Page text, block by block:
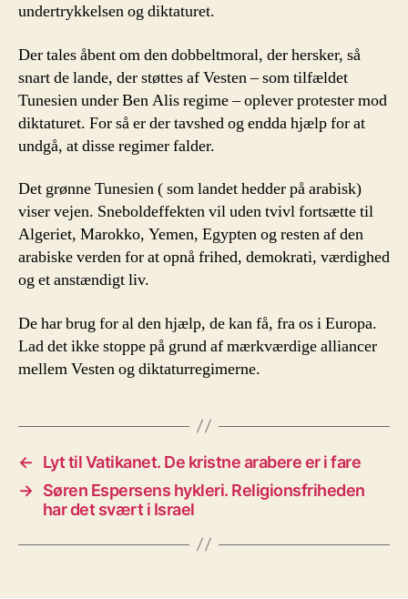
undertrykkelsen og diktaturet.
Der tales åbent om den dobbeltmoral, der hersker, så
snart de lande, der støttes af Vesten – som tilfældet
Tunesien under Ben Alis regime – oplever protester mod
diktaturet. For så er der tavshed og endda hjælp for at
undgå, at disse regimer falder.
Det grønne Tunesien ( som landet hedder på arabisk)
viser vejen. Sneboldeffekten vil uden tvivl fortsætte til
Algeriet, Marokko, Yemen, Egypten og resten af den
arabiske verden for at opnå frihed, demokrati, værdighed
og et anstændigt liv.
De har brug for al den hjælp, de kan få, fra os i Europa.
Lad det ikke stoppe på grund af mærkværdige alliancer
mellem Vesten og diktaturregimerne.
←
Lyt til Vatikanet. De kristne arabere er i fare
→ Søren Espersens hykleri. Religionsfriheden
har det svært i Israel